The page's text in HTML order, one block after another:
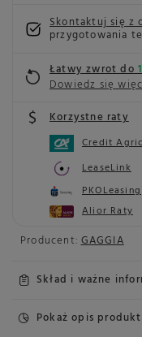
Producent: GAGGIA
Skład i ważne
Pokaż opis
Skontaktuj się z
przygotowania
Łatwy zwrot do
Dowiedz się
Korzystne raty
Credit
LeaseLink
PKOLeasing
Alior Raty